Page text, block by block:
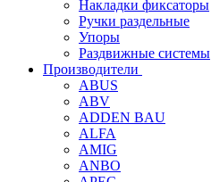
Накладки фиксаторы
Ручки раздельные
Упоры
Раздвижные системы
Производители
ABUS
ABV
ADDEN BAU
ALFA
AMIG
ANBO